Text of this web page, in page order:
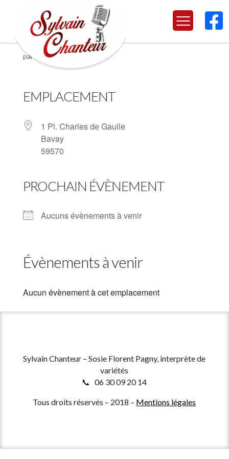

Bavay
par Marjorie|Juin 28, 2024
EMPLACEMENT
1 Pl. Charles de Gaulle
Bavay
59570
PROCHAIN ÉVÈNEMENT
Aucuns évènements à venir
Évènements à venir
Aucun évènement à cet emplacement
Sylvain Chanteur – Sosie Florent Pagny, interprète de
variétés
📞 06 30 09 20 14
Tous droits réservés – 2018 – Mentions légales